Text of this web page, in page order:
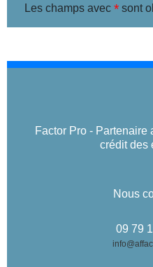
Les champs avec * sont
Factor Pro - Partenaire
crédit des
Nous
09 79